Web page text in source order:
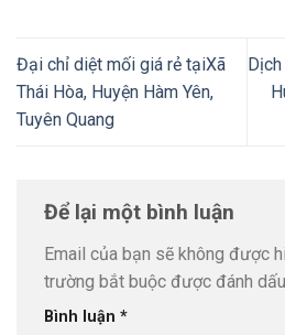
Đại chỉ diệt mối giá rẻ tạiXã
Thái Hòa, Huyện Hàm Yên,
Tuyên Quang
Để lại một bình luận
Email của bạn sẽ không được
trường bắt buộc được đánh dấu
Bình luận *